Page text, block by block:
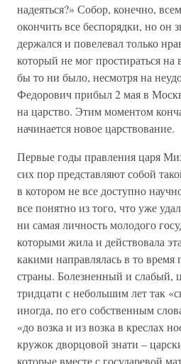
надеяться?» Собор, конечно,
окончить все беспорядки, но он
держался и повелевал только
который не мог простираться
бы то ни было, несмотря на
Федорович прибыл 2 мая в
на царство. Этим моментом
начинается новое царствование.
Первые годы правления царя
сих пор представляют собой
в котором не все доступно
все понятно из того, что уже
ни самая личность молодого
которыми жила и действовала
какими направлялась в то время
страны. Болезненный и слабый,
тридцати с небольшим лет так
иногда, по его собственным
«до возка и из возка в креслах
кружок дворцовой знати –
которые вместе с государевой